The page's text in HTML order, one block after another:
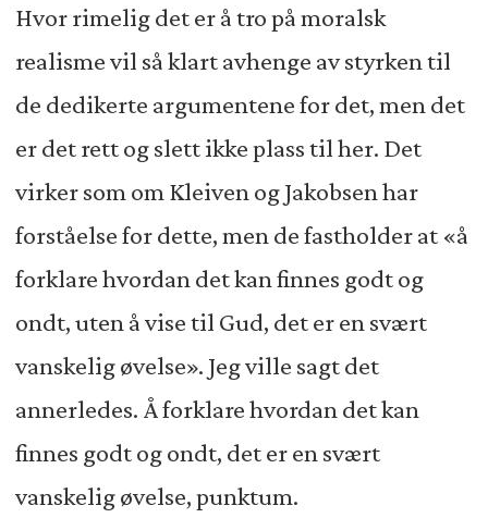
Hvor rimelig det er å tro på moralsk
realisme vil så klart avhenge av styrken til
de dedikerte argumentene for det, men det
er det rett og slett ikke plass til her. Det
virker som om Kleiven og Jakobsen har
forståelse for dette, men de fastholder at «å
forklare hvordan det kan finnes godt og
ondt, uten å vise til Gud, det er en svært
vanskelig øvelse». Jeg ville sagt det
annerledes. Å forklare hvordan det kan
finnes godt og ondt, det er en svært
vanskelig øvelse, punktum.